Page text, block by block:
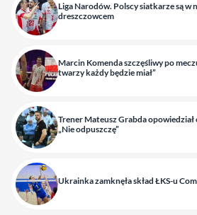
Liga Narodów. Polscy siatkarze są
dreszczowcem
Marcin Komenda szczęśliwy po
twarzy każdy będzie miał”
Trener Mateusz Grabda
„Nie odpuszczę”
Ukrainka zamknęła skład ŁKS-u